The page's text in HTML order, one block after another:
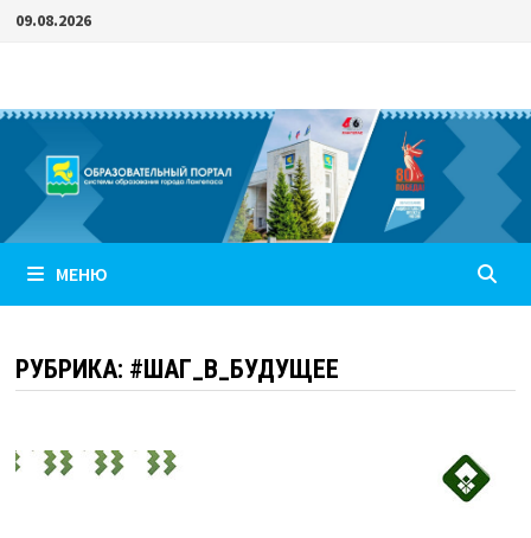
Перейти
09.08.2026
МЕНЮ
РУБРИКА: #ШАГ_В_БУДУЩЕЕ